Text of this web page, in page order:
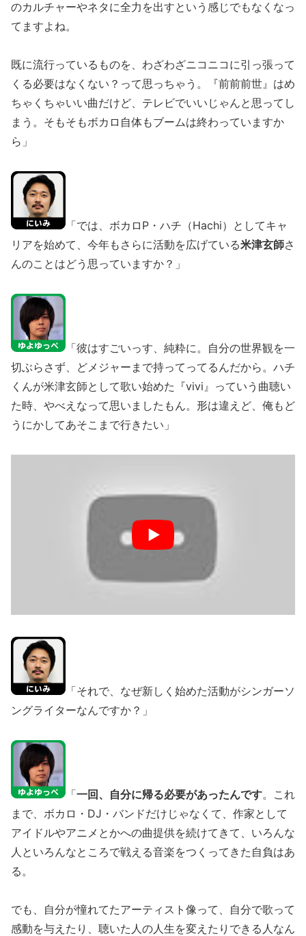
のカルチャーやネタに全力を出すという感じでもなくなっ
てますよね。
既に流行っているものを、わざわざニコニコに引っ張って
くる必要はなくない？って思っちゃう。『前前前世』はめ
ちゃくちゃいい曲だけど、テレビでいいじゃんと思ってし
まう。そもそもボカロ自体もブームは終わっていますか
ら」
「では、ボカロP・ハチ（Hachi）としてキャ
リアを始めて、今年もさらに活動を広げている米津玄師さ
んのことはどう思っていますか？」
「彼はすごいっす、純粋に。自分の世界観を一
切ぶらさず、どメジャーまで持ってってるんだから。ハチ
くんが米津玄師として歌い始めた『vivi』っていう曲聴い
た時、やべえなって思いましたもん。形は違えど、俺もど
うにかしてあそこまで行きたい」
「それで、なぜ新しく始めた活動がシンガーソ
ングライターなんですか？」
「一回、自分に帰る必要があったんです。これ
まで、ボカロ・DJ・バンドだけじゃなくて、作家として
アイドルやアニメとかへの曲提供を続けてきて、いろんな
人といろんなところで戦える音楽をつくってきた自負はあ
る。
でも、自分が憧れてたアーティスト像って、自分で歌って
感動を与えたり、聴いた人の人生を変えたりできる人なん